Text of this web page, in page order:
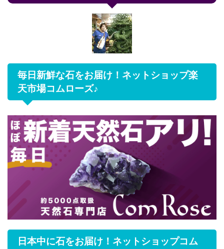
毎日新鮮な石をお届け！ネットショップ楽
天市場コムローズ♪
日本中に石をお届け！ネットショップコム